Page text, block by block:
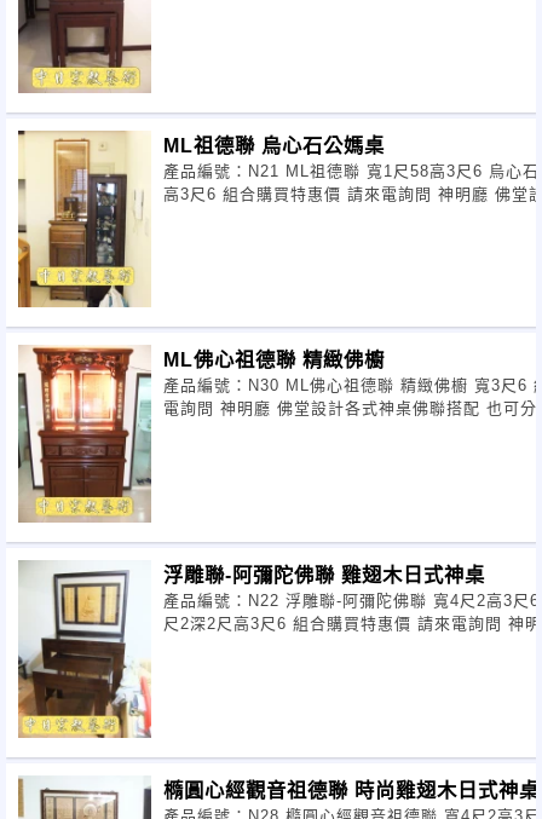
這裡還有各式各樣的款式與
參考
服務專線:0955516966 小林
Skype:a034560598
ML祖德聯 烏心石公媽桌
產品編號：N21 ML祖德聯 寬1尺58高3尺6 烏心石公媽桌 寬1尺58深2尺
高3尺6 組合購買特惠價 請來電詢問 神明廳 佛堂設計各式神桌佛聯搭配
ML佛心祖德聯 精緻佛櫥
產品編號：N30 ML佛心祖德聯 精緻佛櫥 寬3尺6 組合購買特惠價 請來
浮雕聯-阿彌陀佛聯 雞翅木日式神桌
產品編號：N22 浮雕聯-阿彌陀佛聯 寬4尺2高3尺6 雞翅木日式神桌 寬4
尺2深2尺高3
橢圓心經觀音祖德聯 時尚雞翅木日式神桌